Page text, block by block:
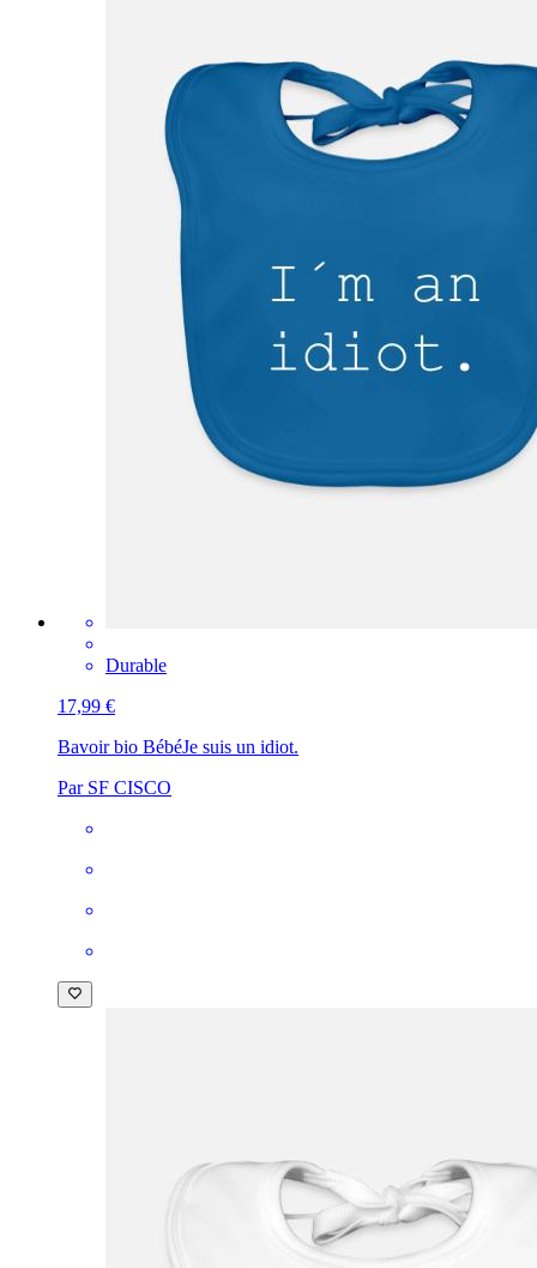
Durable
17,99 €
Bavoir bio BébéJe suis un idiot.
Par SF CISCO